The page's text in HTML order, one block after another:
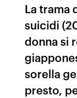
La trama
suicidi
donna si
sorella
presto,